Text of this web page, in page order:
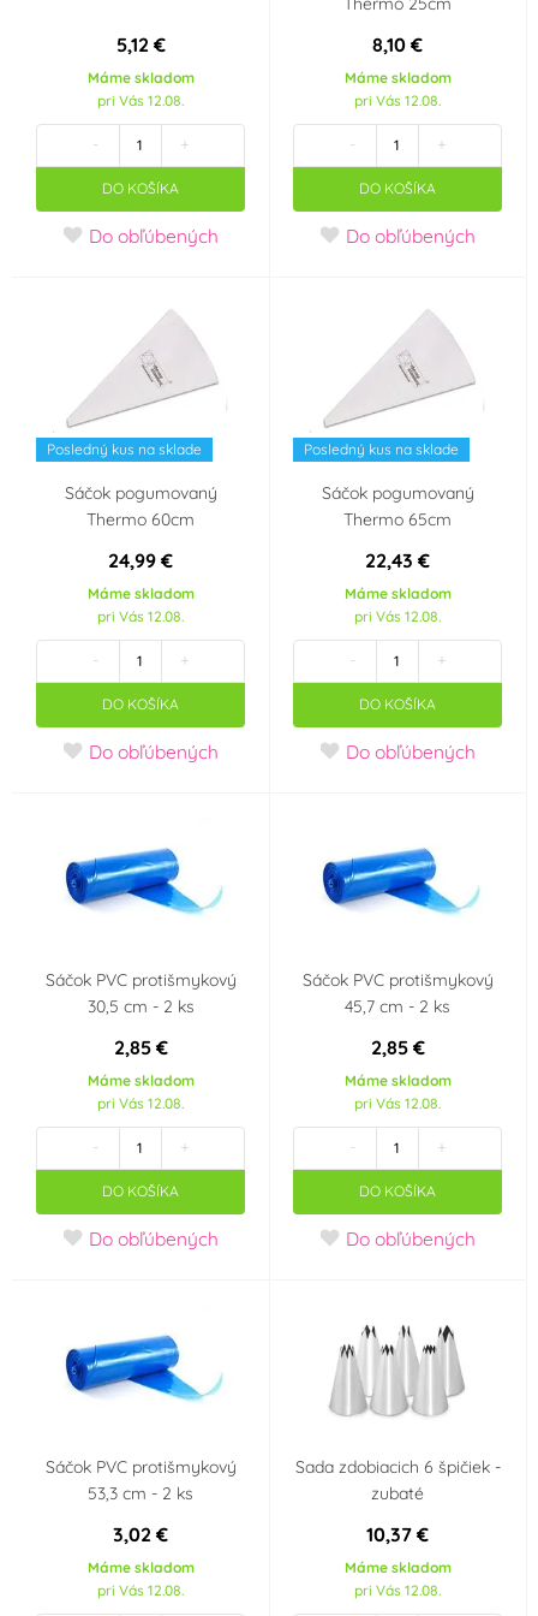
Holandsko
5,12 €
Máme skladom
pri Vás 12.08.
- +
DO KOŠÍKA
Do obľúbených
8,10 €
Máme skladom
pri Vás 12.08.
- +
DO KOŠÍKA
Do obľúbených
Posledný kus na sklade
Sáčok pogumovaný
Thermo 60cm
24,99 €
Máme skladom
pri Vás 12.08.
- +
DO KOŠÍKA
Do obľúbených
Posledný kus na sklade
Sáčok pogumovaný
Thermo 65cm
22,43 €
Máme skladom
pri Vás 12.08.
- +
DO KOŠÍKA
Do obľúbených
Sáčok PVC protišmykový
30,5 cm - 2 ks
2,85 €
Máme skladom
pri Vás 12.08.
- +
DO KOŠÍKA
Do obľúbených
Sáčok PVC protišmykový
45,7 cm - 2 ks
2,85 €
Máme skladom
pri Vás 12.08.
- +
DO KOŠÍKA
Do obľúbených
Sáčok PVC protišmykový
53,3 cm - 2 ks
3,02 €
Máme skladom
pri Vás 12.08.
Sada zdobiacich 6 špičiek -
zubaté
10,37 €
Máme skladom
pri Vás 12.08.